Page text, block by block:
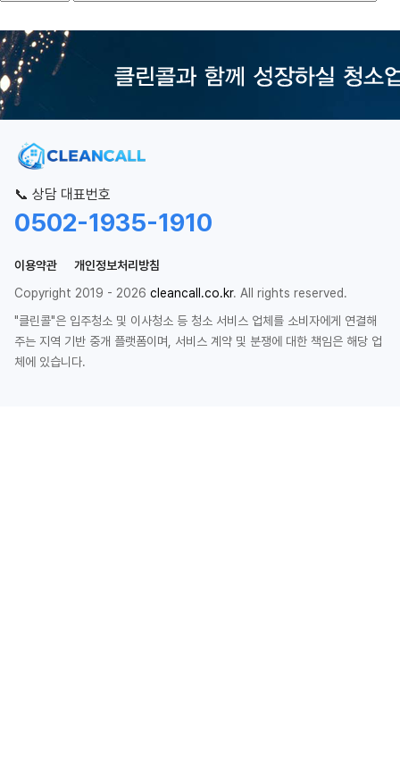
📞 상담 대표번호
0502-1935-1910
이용약관
개인정보처리방침
Copyright 2019 - 2026 cleancall.co.kr. All rights reserved.
"클린콜"은 입주청소 및 이사청소 등 청소 서비스 업체를 소비자에게 연결해
주는 지역 기반 중개 플랫폼이며, 서비스 계약 및 분쟁에 대한 책임은 해당 업
체에 있습니다.